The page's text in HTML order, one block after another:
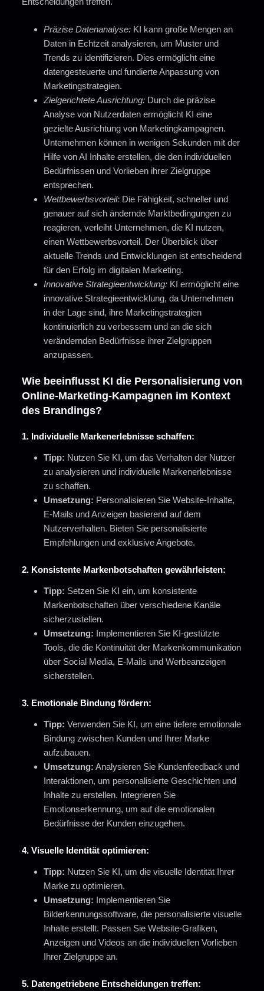
Präzise Datenanalyse: KI kann große Mengen an
Daten in Echtzeit analysieren, um Muster und
Trends zu identifizieren. Dies ermöglicht eine
datengesteuerte und fundierte Anpassung von
Marketingstrategien.
Zielgerichtete Ausrichtung: Durch die präzise
Analyse von Nutzerdaten ermöglicht KI eine
gezielte Ausrichtung von Marketingkampagnen.
Unternehmen können in wenigen Sekunden mit der
Hilfe von AI Inhalte erstellen, die den individuellen
Bedürfnissen und Vorlieben ihrer Zielgruppe
entsprechen.
Wettbewerbsvorteil: Die Fähigkeit, schneller und
genauer auf sich ändernde Marktbedingungen zu
reagieren, verleiht Unternehmen, die KI nutzen,
einen Wettbewerbsvorteil. Der Überblick über
aktuelle Trends und Entwicklungen ist entscheidend
für den Erfolg im digitalen Marketing.
Innovative Strategieentwicklung: KI ermöglicht eine
innovative Strategieentwicklung, da Unternehmen
in der Lage sind, ihre Marketingstrategien
kontinuierlich zu verbessern und an die sich
verändernden Bedürfnisse ihrer Zielgruppen
anzupassen.
Wie beeinflusst KI die Personalisierung von
Online-Marketing-Kampagnen im Kontext
des Brandings?
1. Individuelle Markenerlebnisse schaffen:
Tipp: Nutzen Sie KI, um das Verhalten der Nutzer
zu analysieren und individuelle Markenerlebnisse
zu schaffen.
Umsetzung: Personalisieren Sie Website-Inhalte,
E-Mails und Anzeigen basierend auf dem
Nutzerverhalten. Bieten Sie personalisierte
Empfehlungen und exklusive Angebote.
2. Konsistente Markenbotschaften gewährleisten:
Tipp: Setzen Sie KI ein, um konsistente
Markenbotschaften über verschiedene Kanäle
sicherzustellen.
Umsetzung: Implementieren Sie KI-gestützte
Tools, die die Kontinuität der Markenkommunikation
über Social Media, E-Mails und Werbeanzeigen
sicherstellen.
3. Emotionale Bindung fördern:
Tipp: Verwenden Sie KI, um eine tiefere emotionale
Bindung zwischen Kunden und Ihrer Marke
aufzubauen.
Umsetzung: Analysieren Sie Kundenfeedback und
Interaktionen, um personalisierte Geschichten und
Inhalte zu erstellen. Integrieren Sie
Emotionserkennung, um auf die emotionalen
Bedürfnisse der Kunden einzugehen.
4. Visuelle Identität optimieren:
Tipp: Nutzen Sie KI, um die visuelle Identität Ihrer
Marke zu optimieren.
Umsetzung: Implementieren Sie
Bilderkennungssoftware, die personalisierte visuelle
Inhalte erstellt. Passen Sie Website-Grafiken,
Anzeigen und Videos an die individuellen Vorlieben
Ihrer Zielgruppe an.
5. Datengetriebene Entscheidungen treffen: